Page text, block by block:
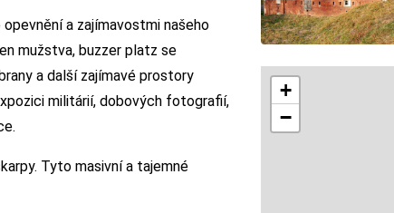
a zajímavostmi našeho
mužstva, buzzer platz se
a další zajímavé prostory
militárií, dobových fotografií,
Tyto masivní a tajemné
+
−